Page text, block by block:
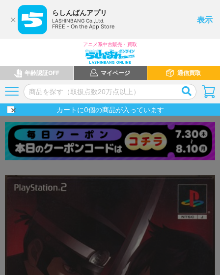
らしんばんアプリ
LASHINBANG Co.,Ltd.
FREE - On the App Store
表示
アニメ系中古販売・買取
年齢認証OFF マイページ 通信買取
カートに0個の商品が入っています